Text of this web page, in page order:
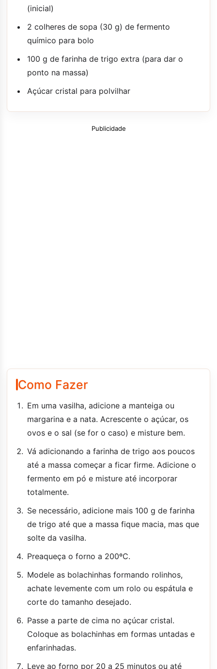
(inicial)
2 colheres de sopa (30 g) de fermento
químico para bolo
100 g de farinha de trigo extra (para dar o
ponto na massa)
Açúcar cristal para polvilhar
Publicidade
Como Fazer
Em uma vasilha, adicione a manteiga ou
margarina e a nata. Acrescente o açúcar, os
ovos e o sal (se for o caso) e misture bem.
Vá adicionando a farinha de trigo aos poucos
até a massa começar a ficar firme. Adicione o
fermento em pó e misture até incorporar
totalmente.
Se necessário, adicione mais 100 g de farinha
de trigo até que a massa fique macia, mas que
solte da vasilha.
Preaqueça o forno a 200ºC.
Modele as bolachinhas formando rolinhos,
achate levemente com um rolo ou espátula e
corte do tamanho desejado.
Passe a parte de cima no açúcar cristal.
Coloque as bolachinhas em formas untadas e
enfarinhadas.
Leve ao forno por 20 a 25 minutos ou até